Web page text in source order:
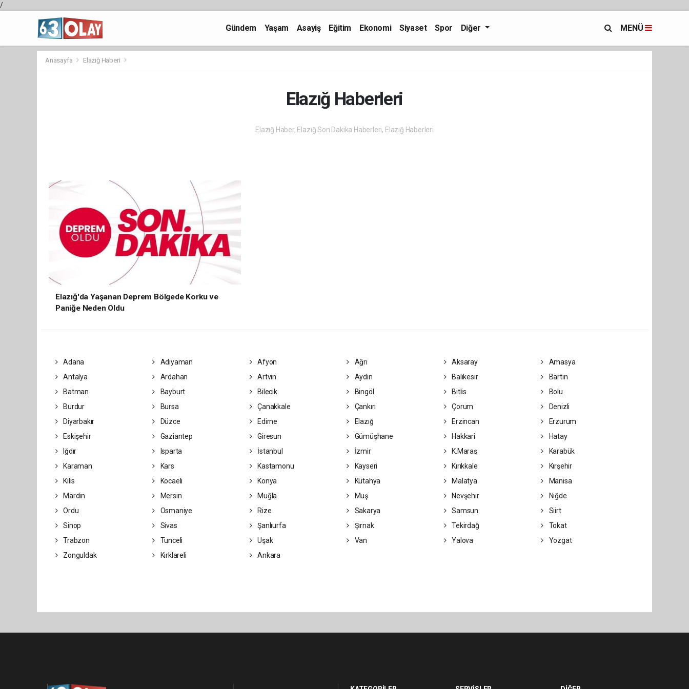
/
Gündem Yaşam Asayiş Eğitim Ekonomi Siyaset Spor Diğer MENÜ
Anasayfa Elazığ Haberi
Elazığ Haberleri
Elazığ Haber, Elazığ Son Dakika Haberleri, Elazığ Haberleri
Elazığ'da Yaşanan Deprem Bölgede Korku ve
Paniğe Neden Oldu
Adana Adıyaman Afyon Ağrı Aksaray
Amasya
Antalya
Ardahan Artvin Aydın Balıkesir
Bartın
Batman
Bayburt Bilecik Bingöl Bitlis
Bolu
Burdur
Bursa Çanakkale Çankırı Çorum
Denizli
Diyarbakır
Düzce Edirne Elazığ Erzincan
Erzurum
Eskişehir
Gaziantep Giresun Gümüşhane Hakkari
Hatay
Iğdır
Isparta İstanbul İzmir K.Maraş
Karabük
Karaman
Kars Kastamonu Kayseri Kırıkkale
Kırşehir
Kilis
Kocaeli Konya Kütahya Malatya
Manisa
Mardin
Mersin Muğla Muş Nevşehir
Niğde
Ordu
Osmaniye Rize Sakarya Samsun
Siirt
Sinop
Sivas Şanlıurfa Şırnak Tekirdağ
Tokat
Trabzon
Tunceli Uşak Van Yalova
Yozgat
Zonguldak
Kırklareli Ankara